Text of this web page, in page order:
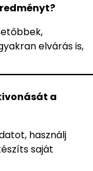
elvárás is,
a
használj
saját